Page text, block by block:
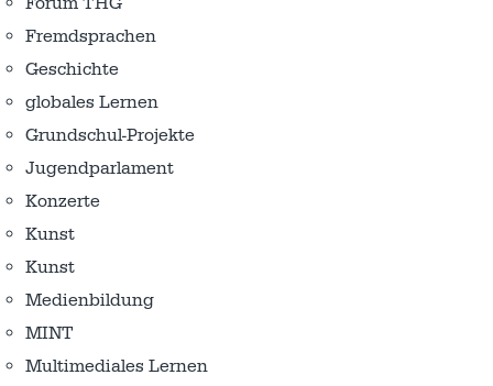
Fremdsprachen
Geschichte
globales Lernen
Grundschul-Projekte
Jugendparlament
Konzerte
Kunst
Kunst
Medienbildung
MINT
Multimediales Lernen